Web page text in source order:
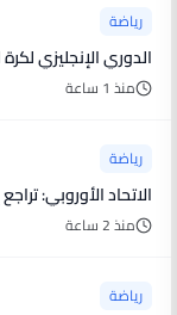
رياضة
الدوري الإنجليزي
منذ 1 ساعة
رياضة
الاتحاد الأوروبي: تراجع
منذ 2 ساعة
رياضة